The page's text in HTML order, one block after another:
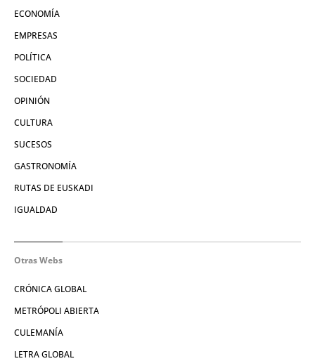
ECONOMÍA
EMPRESAS
POLÍTICA
SOCIEDAD
OPINIÓN
CULTURA
SUCESOS
GASTRONOMÍA
RUTAS DE EUSKADI
IGUALDAD
Otras Webs
CRÓNICA GLOBAL
METRÓPOLI ABIERTA
CULEMANÍA
LETRA GLOBAL